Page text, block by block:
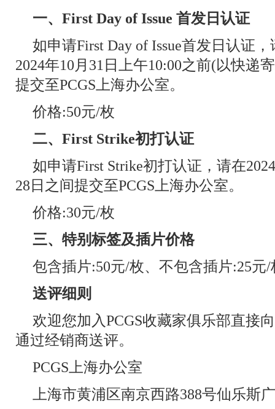
一、First Day of Issue 首发日认证
如申请First Day of Issue首发日认证
2024年10月31日上午10:00之前(以快递
提交至PCGS上海办公室。
价格:50元/枚
二、First Strike初打认证
如申请First Strike初打认证，请在
28日之间提交至PCGS上海办公室。
价格:30元/枚
三、特别标签及插片价格
包含插片:50元/枚、不包含插片:25元/
送评细则
欢迎您加入PCGS收藏家俱乐部直接
通过经销商送评。
PCGS上海办公室
上海市黄浦区南京西路388号仙乐斯